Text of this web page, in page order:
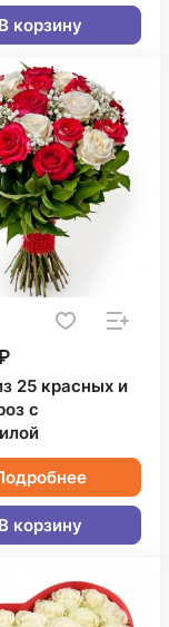
В корзину
25 красных и
с
В корзину